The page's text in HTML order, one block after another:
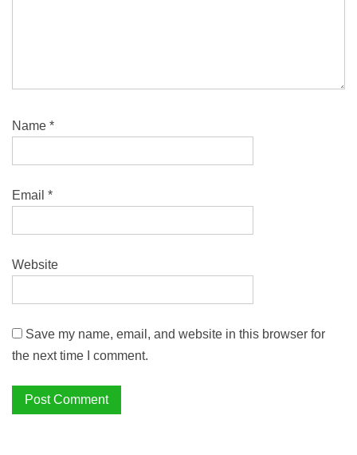
Name *
Email *
Website
Save my name, email, and website in this browser for
the next time I comment.